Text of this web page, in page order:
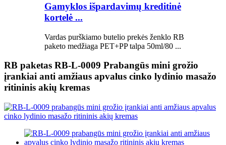
Gamyklos išpardavimų kreditinė
kortelė ...
Vardas purškiamo butelio prekės ženklo RB
paketo medžiaga PET+PP talpa 50ml/80 ...
RB paketas RB-L-0009 Prabangūs mini grožio
įrankiai anti amžiaus apvalus cinko lydinio masažo
ritininis akių kremas